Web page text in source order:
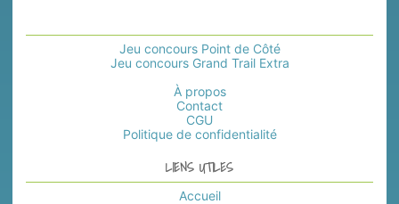
Jeu concours Point de Côté
Jeu concours Grand Trail Extra
À propos
Contact
CGU
Politique de confidentialité
LIENS UTILES
Accueil